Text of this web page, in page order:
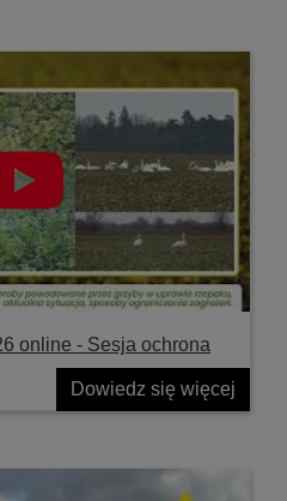
online - Sesja ochrona
Dowiedz się więcej